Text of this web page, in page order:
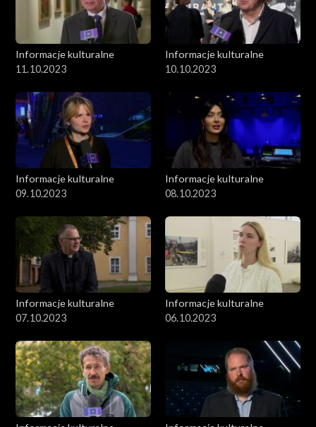
Informacje kulturalne
11.10.2023
Informacje kulturalne
10.10.2023
Informacje kulturalne
09.10.2023
Informacje kulturalne
08.10.2023
Informacje kulturalne
07.10.2023
Informacje kulturalne
06.10.2023